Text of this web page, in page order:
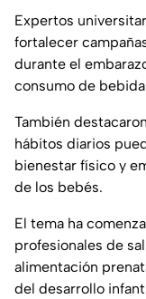
Expertos
fortalecer
durante el
consumo de
También
hábitos diarios
bienestar físico y
de los bebés.
El tema ha
profesionales de
alimentación
del desarrollo